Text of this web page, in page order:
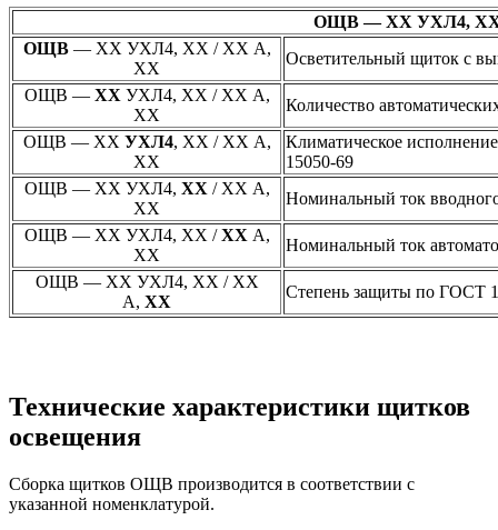
ОЩВ — ХХ УХЛ4,
ОЩВ— ХХ УХЛ4, ХХ / ХХ А,
ХХ
Осветительный щиток с
ОЩВ — ХХ УХЛ4, ХХ / ХХ А,
ХХ
Количество
ОЩВ — ХХ УХЛ4, ХХ / ХХ А,
ХХ
Климатическое
15050-69
ОЩВ — ХХ УХЛ4, ХХ / ХХ А,
ХХ
Номинальный ток
ОЩВ — ХХ УХЛ4, ХХ /ХХ А,
ХХ
Номинальный ток
ОЩВ — ХХ УХЛ4, ХХ / ХХ
А, ХХ
Степень защиты по ГОСТ
Технические характеристики щитков
освещения
Сборка щитков ОЩВ производится в соответствии с
указанной номенклатурой.